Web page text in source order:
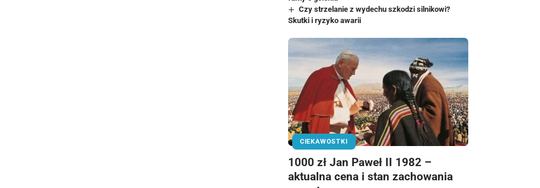
Czy strzelanie z wydechu szkodzi silnikowi?
Skutki i ryzyko awarii
CIEKAWOSTKI
1000 zł Jan Paweł II 1982 –
aktualna cena i stan zachowania